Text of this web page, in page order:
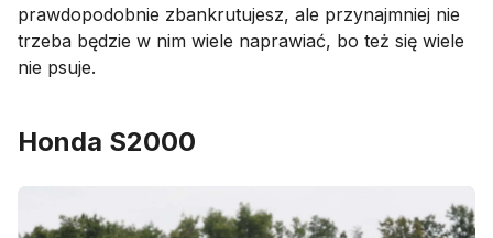
prawdopodobnie zbankrutujesz, ale przynajmniej nie
trzeba będzie w nim wiele naprawiać, bo też się wiele
nie psuje.
Honda S2000